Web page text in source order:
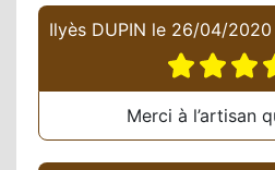
Ilyès DUPIN le 26/04/2020
Merci à l’artisan